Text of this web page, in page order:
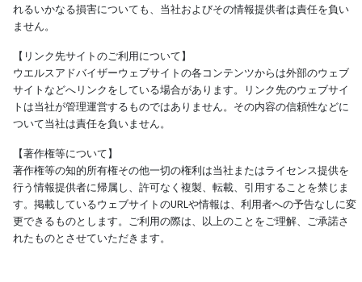
れるいかなる損害についても、当社およびその情報提供者は責任を負い
ません。
【リンク先サイトのご利用について】
ウエルスアドバイザーウェブサイトの各コンテンツからは外部のウェブ
サイトなどへリンクをしている場合があります。リンク先のウェブサイ
トは当社が管理運営するものではありません。その内容の信頼性などに
ついて当社は責任を負いません。
【著作権等について】
著作権等の知的所有権その他一切の権利は当社またはライセンス提供を
行う情報提供者に帰属し、許可なく複製、転載、引用することを禁じま
す。掲載しているウェブサイトのURLや情報は、利用者への予告なしに変
更できるものとします。ご利用の際は、以上のことをご理解、ご承諾さ
れたものとさせていただきます。